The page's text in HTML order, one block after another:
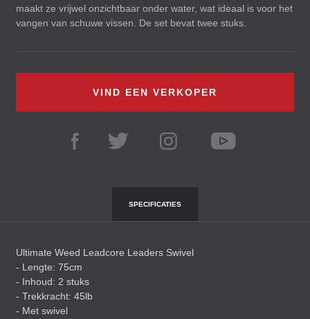
maakt ze vrijwel onzichtbaar onder water, wat ideaal is voor het
vangen van schuwe vissen. De set bevat twee stuks.
VIND EEN VERKOPER
SPECIFICATIES
Ultimate Weed Leadcore Leaders Swivel
- Lengte: 75cm
- Inhoud: 2 stuks
- Trekkracht: 45lb
- Met swivel